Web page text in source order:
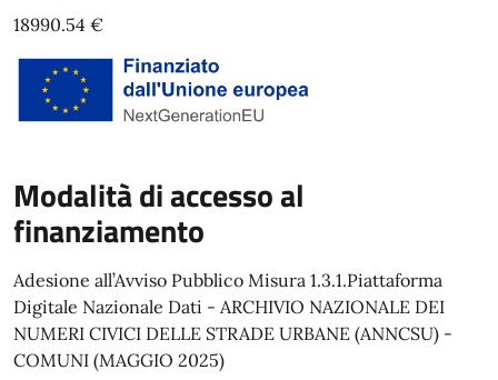
18990.54 €
Modalità di accesso al
finanziamento
Adesione all’Avviso Pubblico Misura 1.3.1.Piattaforma
Digitale Nazionale Dati - ARCHIVIO NAZIONALE DEI
NUMERI CIVICI DELLE STRADE URBANE (ANNCSU) -
COMUNI (MAGGIO 2025)